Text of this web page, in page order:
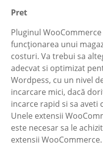
Pret
Pluginul
funcționarea unui
costuri. Va trebui sa
adecvat si optimizat
Wordpess, cu un nivel
incarcare mici, dacă
incarce rapid si sa aveti
Unele extensii
este necesar sa le
extensii WooCommerce.